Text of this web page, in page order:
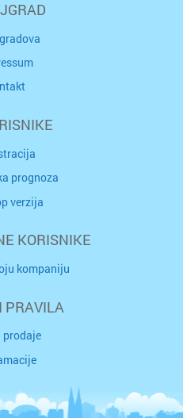
prognoza
verzija
KORISNIKE
kompaniju
PRAVILA
prodaje